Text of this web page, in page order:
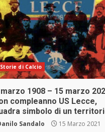
Storie di Calcio
1908 – 15 marzo
compleanno US Lecce,
simbolo di un
Sandalo 15 Marzo 2021